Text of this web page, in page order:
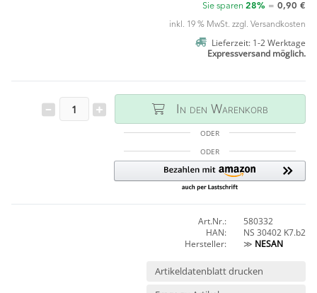
Sie sparen 28% = 0,90 €
inkl. 19 % MwSt. zzgl. Versandkosten
Lieferzeit: 1-2 Werktage
Expressversand möglich.
In den Warenkorb
ODER
ODER
Art.Nr.:
580332
HAN:
NS 30402 K7.b2
Hersteller:
≫ NESAN
Artikeldatenblatt drucken